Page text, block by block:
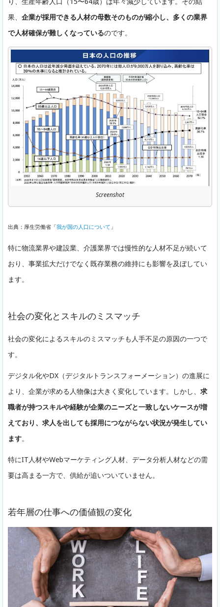
果、 企業が採用できる人材の母数そのものが縮小し、多くの業界
で人材確保が難しくなっているのです。
Screenshot
出典：厚生労働省「我が国の人口について 」
特に物流業界や建設業、介護業界では慢性的な人材不足が続いて
おり、事業拡大だけでなく既存業務の維持にも影響を及ぼしてい
ます。
社会の変化とスキルのミスマッチ
社会の変化によるスキルのミスマッチも人手不足の原因の一つで
す。
デジタル化やDX（デジタルトランスフォーメーション）の進展に
より、企業が求める人物像は大きく変化しています。しかし、 求
職者が持つスキルや経験が企業のニーズと一致しないケースが増
えており、求人を出しても採用につながらない状況が発生してい
ます。
特にIT人材やWebマーケティング人材、データ分析人材などの需
要は高まる一方で、供給が追いついていません。
若年層の仕事への価値観の変化